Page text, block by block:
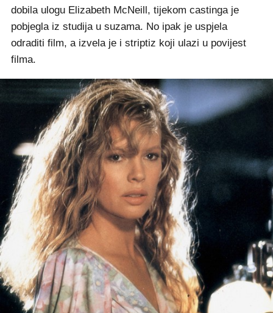
dobila ulogu Elizabeth McNeill, tijekom castinga je
pobjegla iz studija u suzama. No ipak je uspjela
odraditi film, a izvela je i striptiz koji ulazi u povijest
filma.